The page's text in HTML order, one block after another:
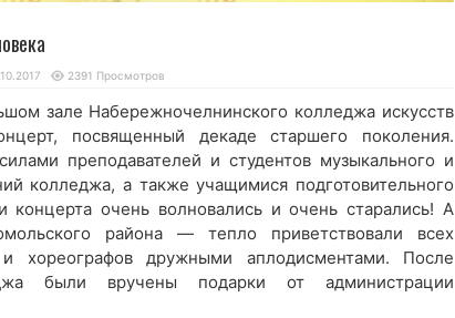
2391 Просмотров
зале Набережночелнинского колледжа искусств
посвященный декаде старшего поколения.
преподавателей и студентов музыкального и
колледжа, а также учащимися подготовительного
концерта очень волновались и очень старались! А
района — тепло приветствовали всех
хореографов дружными аплодисментами. После
были вручены подарки от администрации